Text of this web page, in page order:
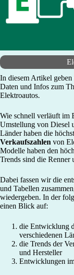
In diesem Artikel
Daten und Infos zum
Elektroautos.
Wie schnell verläuft im
Umstellung von Diesel
Länder haben die
Verkaufszahlen von
Modelle haben den
Trends sind die Renner
Dabei fassen wir die
und Tabellen
wiedergeben. In der
einen Blick auf:
die Entwicklung
verschiedenen
die Trends der
und Hersteller
Entwicklungen